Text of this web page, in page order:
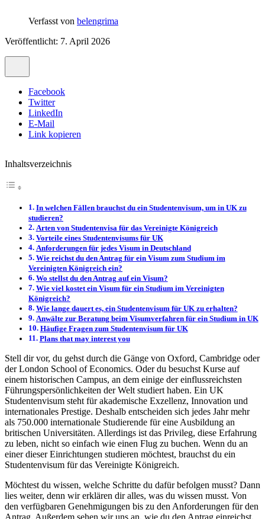
Verfasst von belengrima
Veröffentlicht: 7. April 2026
Facebook
Twitter
LinkedIn
E-Mail
Link kopieren
Inhaltsverzeichnis
In welchen Fällen brauchst du ein Studentenvisum, um in UK zu
studieren?
Arten von Studentenvisa für das Vereinigte Königreich
Vorteile eines Studentenvisums für UK
Anforderungen für jedes Visum in Deutschland
Wie reichst du den Antrag für ein Visum zum Studium im
Vereinigten Königreich ein?
Wo stellst du den Antrag auf ein Visum?
Wie viel kostet ein Visum für ein Studium im Vereinigten
Königreich?
Wie lange dauert es, ein Studentenvisum für UK zu erhalten?
Anwälte zur Beratung beim Visumverfahren für ein Studium in UK
Häufige Fragen zum Studentenvisum für UK
Plans that may interest you
Stell dir vor, du gehst durch die Gänge von Oxford, Cambridge oder
der London School of Economics. Oder du besuchst Kurse auf
einem historischen Campus, an dem einige der einflussreichsten
Führungspersönlichkeiten der Welt studiert haben. Ein UK
Studentenvisum steht für akademische Exzellenz, Innovation und
internationales Prestige. Deshalb entscheiden sich jedes Jahr mehr
als 750.000 internationale Studierende für eine Ausbildung an
britischen Universitäten. Allerdings ist das Privileg, diese Erfahrung
zu leben, nicht so einfach wie einen Flug zu buchen. Wenn du an
einer dieser Einrichtungen studieren möchtest, brauchst du ein
Studentenvisum für das Vereinigte Königreich.
Möchtest du wissen, welche Schritte du dafür befolgen musst? Dann
lies weiter, denn wir erklären dir alles, was du wissen musst. Von
den verfügbaren Genehmigungen bis zu den Anforderungen für den
Antrag. Außerdem sehen wir uns an, wie du den Antrag einreichst,